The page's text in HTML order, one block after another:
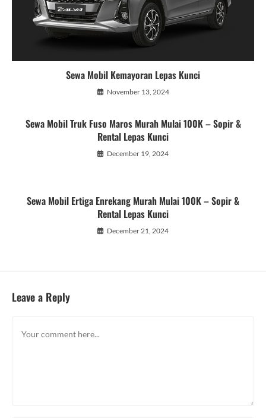
Sewa Mobil Kemayoran Lepas Kunci
November 13, 2024
Sewa Mobil Truk Fuso Maros Murah Mulai 100K – Sopir &
Rental Lepas Kunci
December 19, 2024
Sewa Mobil Ertiga Enrekang Murah Mulai 100K – Sopir &
Rental Lepas Kunci
December 21, 2024
Leave a Reply